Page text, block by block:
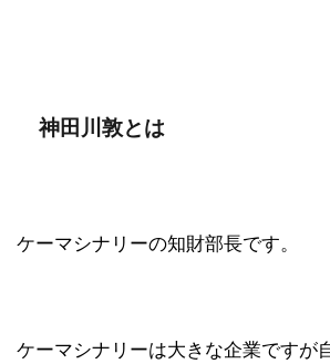
神田川敦とは
ケーマシナリーの知財部長です。
ケーマシナリーは大きな企業ですが